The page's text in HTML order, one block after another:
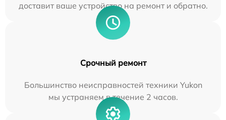
доставит ваше устройство на ремонт и обратно.
Срочный ремонт
Большинство неисправностей техники Yukon
мы устраняем в течение 2 часов.